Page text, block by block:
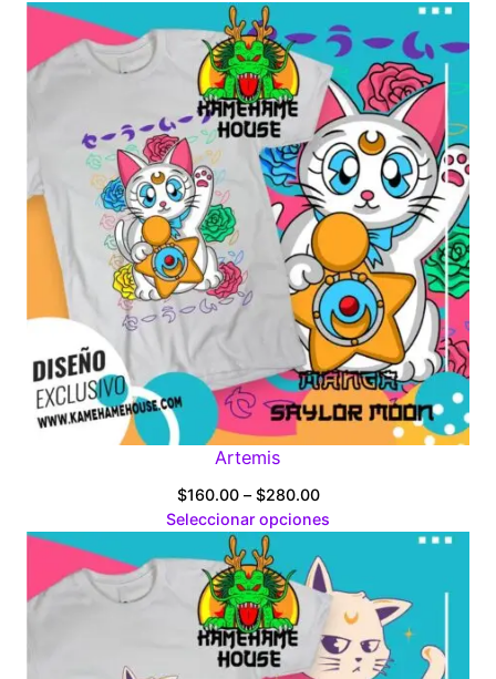
through
$280.00
Artemis
$160.00 – $280.00Price
range:
through
$280.00
Seleccionar opciones